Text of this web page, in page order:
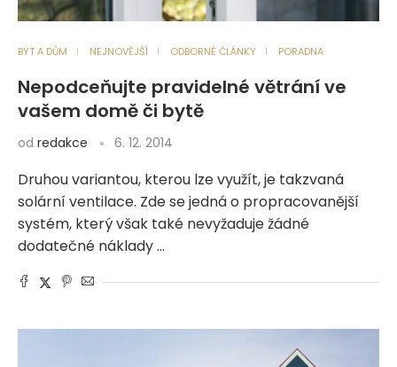
BYT A DŮM NEJNOVĚJŠÍ ODBORNÉ ČLÁNKY PORADNA
Nepodceňujte pravidelné větrání ve
vašem domě či bytě
od redakce 6. 12. 2014
Druhou variantou, kterou lze využít, je takzvaná
solární ventilace. Zde se jedná o propracovanější
systém, který však také nevyžaduje žádné
dodatečné náklady …